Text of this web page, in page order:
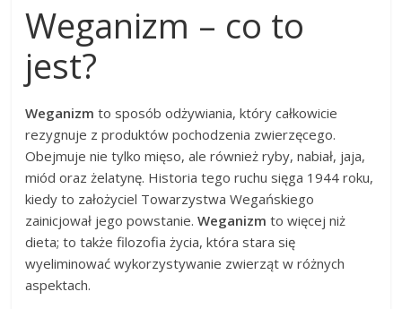
Weganizm – co to
jest?
Weganizm to sposób odżywiania, który całkowicie
rezygnuje z produktów pochodzenia zwierzęcego.
Obejmuje nie tylko mięso, ale również ryby, nabiał, jaja,
miód oraz żelatynę. Historia tego ruchu sięga 1944 roku,
kiedy to założyciel Towarzystwa Wegańskiego
zainicjował jego powstanie.Weganizm to więcej niż
dieta; to także filozofia życia, która stara się
wyeliminować wykorzystywanie zwierząt w różnych
aspektach.